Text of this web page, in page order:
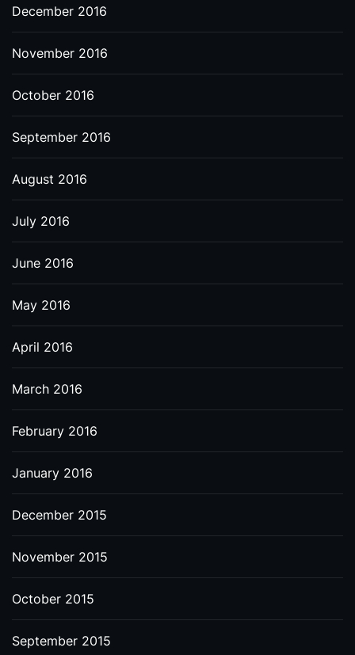
December 2016
November 2016
October 2016
September 2016
August 2016
July 2016
June 2016
May 2016
April 2016
March 2016
February 2016
January 2016
December 2015
November 2015
October 2015
September 2015